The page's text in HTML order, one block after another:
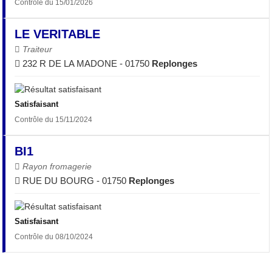
Contrôle du 15/01/2026
LE VERITABLE
Traiteur
232 R DE LA MADONE - 01750 Replonges
Satisfaisant
Contrôle du 15/11/2024
BI1
Rayon fromagerie
RUE DU BOURG - 01750 Replonges
Satisfaisant
Contrôle du 08/10/2024